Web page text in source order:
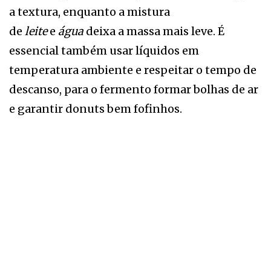
a textura, enquanto a mistura
de leitee água deixa a massa mais leve. É
essencial também usar líquidos em
temperatura ambiente e respeitar o tempo de
descanso, para o fermento formar bolhas de ar
e garantir donuts bem fofinhos.